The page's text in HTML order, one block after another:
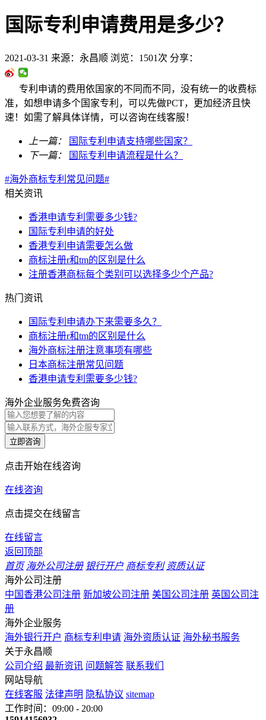
国际专利申请费用是多少？
2021-03-31 来源：永昌顺 浏览：1501次 分享：
专利申请的费用依国家的不同而不同，没有统一的收费标
准，如想申请多个国家专利，可以先做PCT，更加经济且快
速！如需了解具体详情，可以咨询在线客服！
上一篇：
国际专利申请支持哪些国家？
下一篇：
国际专利申请流程是什么？
#海外商标专利常见问题#
相关资讯
香港申请专利需要多少钱?
国际专利申请的好处
香港专利申请需要怎么做
商标注册r和tm的区别是什么
注册香港商标每个类别可以选择多少个产品?
热门资讯
国际专利申请办下来需要多久？
商标注册r和tm的区别是什么
海外商标注册注意事项有哪些
日本商标注册常见问题
香港申请专利需要多少钱?
海外企业服务免费咨询
立即咨询
点击开始在线咨询
在线咨询
点击提交在线留言
在线留言
返回顶部
首页 海外公司注册 银行开户 商标专利 资质认证
海外公司注册
中国香港公司注册 新加坡公司注册 美国公司注册 英国公司注
册
海外企业服务
海外银行开户 商标专利申请 海外资质认证 海外秘书服务
关于永昌顺
公司介绍 最新资讯 问题解答 联系我们
网站导航
在线客服 法律声明 隐私协议 sitemap
工作时间：09:00 - 20:00